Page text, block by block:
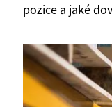
pozice a jaké